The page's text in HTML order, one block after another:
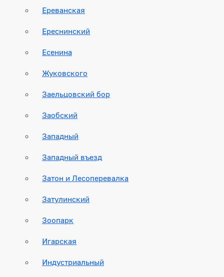
Ереванская
Ереснинский
Есенина
Жуковского
Заельцовский бор
Заобский
Западный
Западный въезд
Затон и Лесоперевалка
Затулинский
Зоопарк
Игарская
Индустриальный